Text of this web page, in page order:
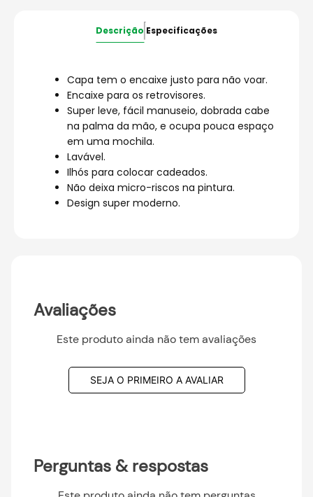
Descrição Especificações
Capa tem o encaixe justo para não voar.
Encaixe para os retrovisores.
Super leve, fácil manuseio, dobrada cabe
na palma da mão, e ocupa pouca espaço
em uma mochila.
Lavável.
Ilhós para colocar cadeados.
Não deixa micro-riscos na pintura.
Design super moderno.
Avaliações
Este produto ainda não tem avaliações
SEJA O PRIMEIRO A AVALIAR
Perguntas & respostas